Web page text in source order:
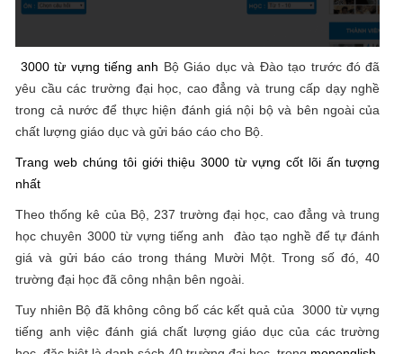
3000 từ vựng tiếng anh Bộ Giáo dục và Đào tạo trước đó đã
yêu cầu các trường đại học, cao đẳng và trung cấp dạy nghề
trong cả nước để thực hiện đánh giá nội bộ và bên ngoài của
chất lượng giáo dục và gửi báo cáo cho Bộ.
Trang web chúng tôi giới thiệu 3000 từ vựng cốt lõi ấn tượng
nhất
Theo thống kê của Bộ, 237 trường đại học, cao đẳng và trung
học chuyên 3000 từ vựng tiếng anh đào tạo nghề để tự đánh
giá và gửi báo cáo trong tháng Mười Một. Trong số đó, 40
trường đại học đã công nhận bên ngoài.
Tuy nhiên Bộ đã không công bố các kết quả của 3000 từ vựng
tiếng anh việc đánh giá chất lượng giáo dục của các trường